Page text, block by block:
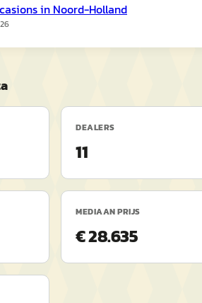
in Noord-Holland
DEALERS
11
MEDIAAN PRIJS
€ 28.635